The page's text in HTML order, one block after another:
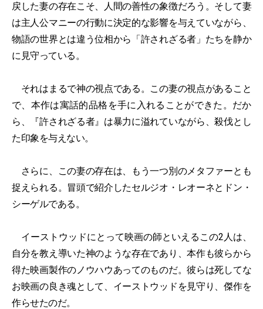
戻した妻の存在こそ、人間の善性の象徴だろう。そして妻
は主人公マニーの行動に決定的な影響を与えていながら、
物語の世界とは違う位相から「許されざる者」たちを静か
に見守っている。
それはまるで神の視点である。この妻の視点があること
で、本作は寓話的品格を手に入れることができた。だか
ら、『許されざる者』は暴力に溢れていながら、殺伐とし
た印象を与えない。
さらに、この妻の存在は、もう一つ別のメタファーとも
捉えられる。冒頭で紹介したセルジオ・レオーネとドン・
シーゲルである。
イーストウッドにとって映画の師といえるこの2人は、
自分を教え導いた神のような存在であり、本作も彼らから
得た映画製作のノウハウあってのものだ。彼らは死してな
お映画の良き魂として、イーストウッドを見守り、傑作を
作らせたのだ。